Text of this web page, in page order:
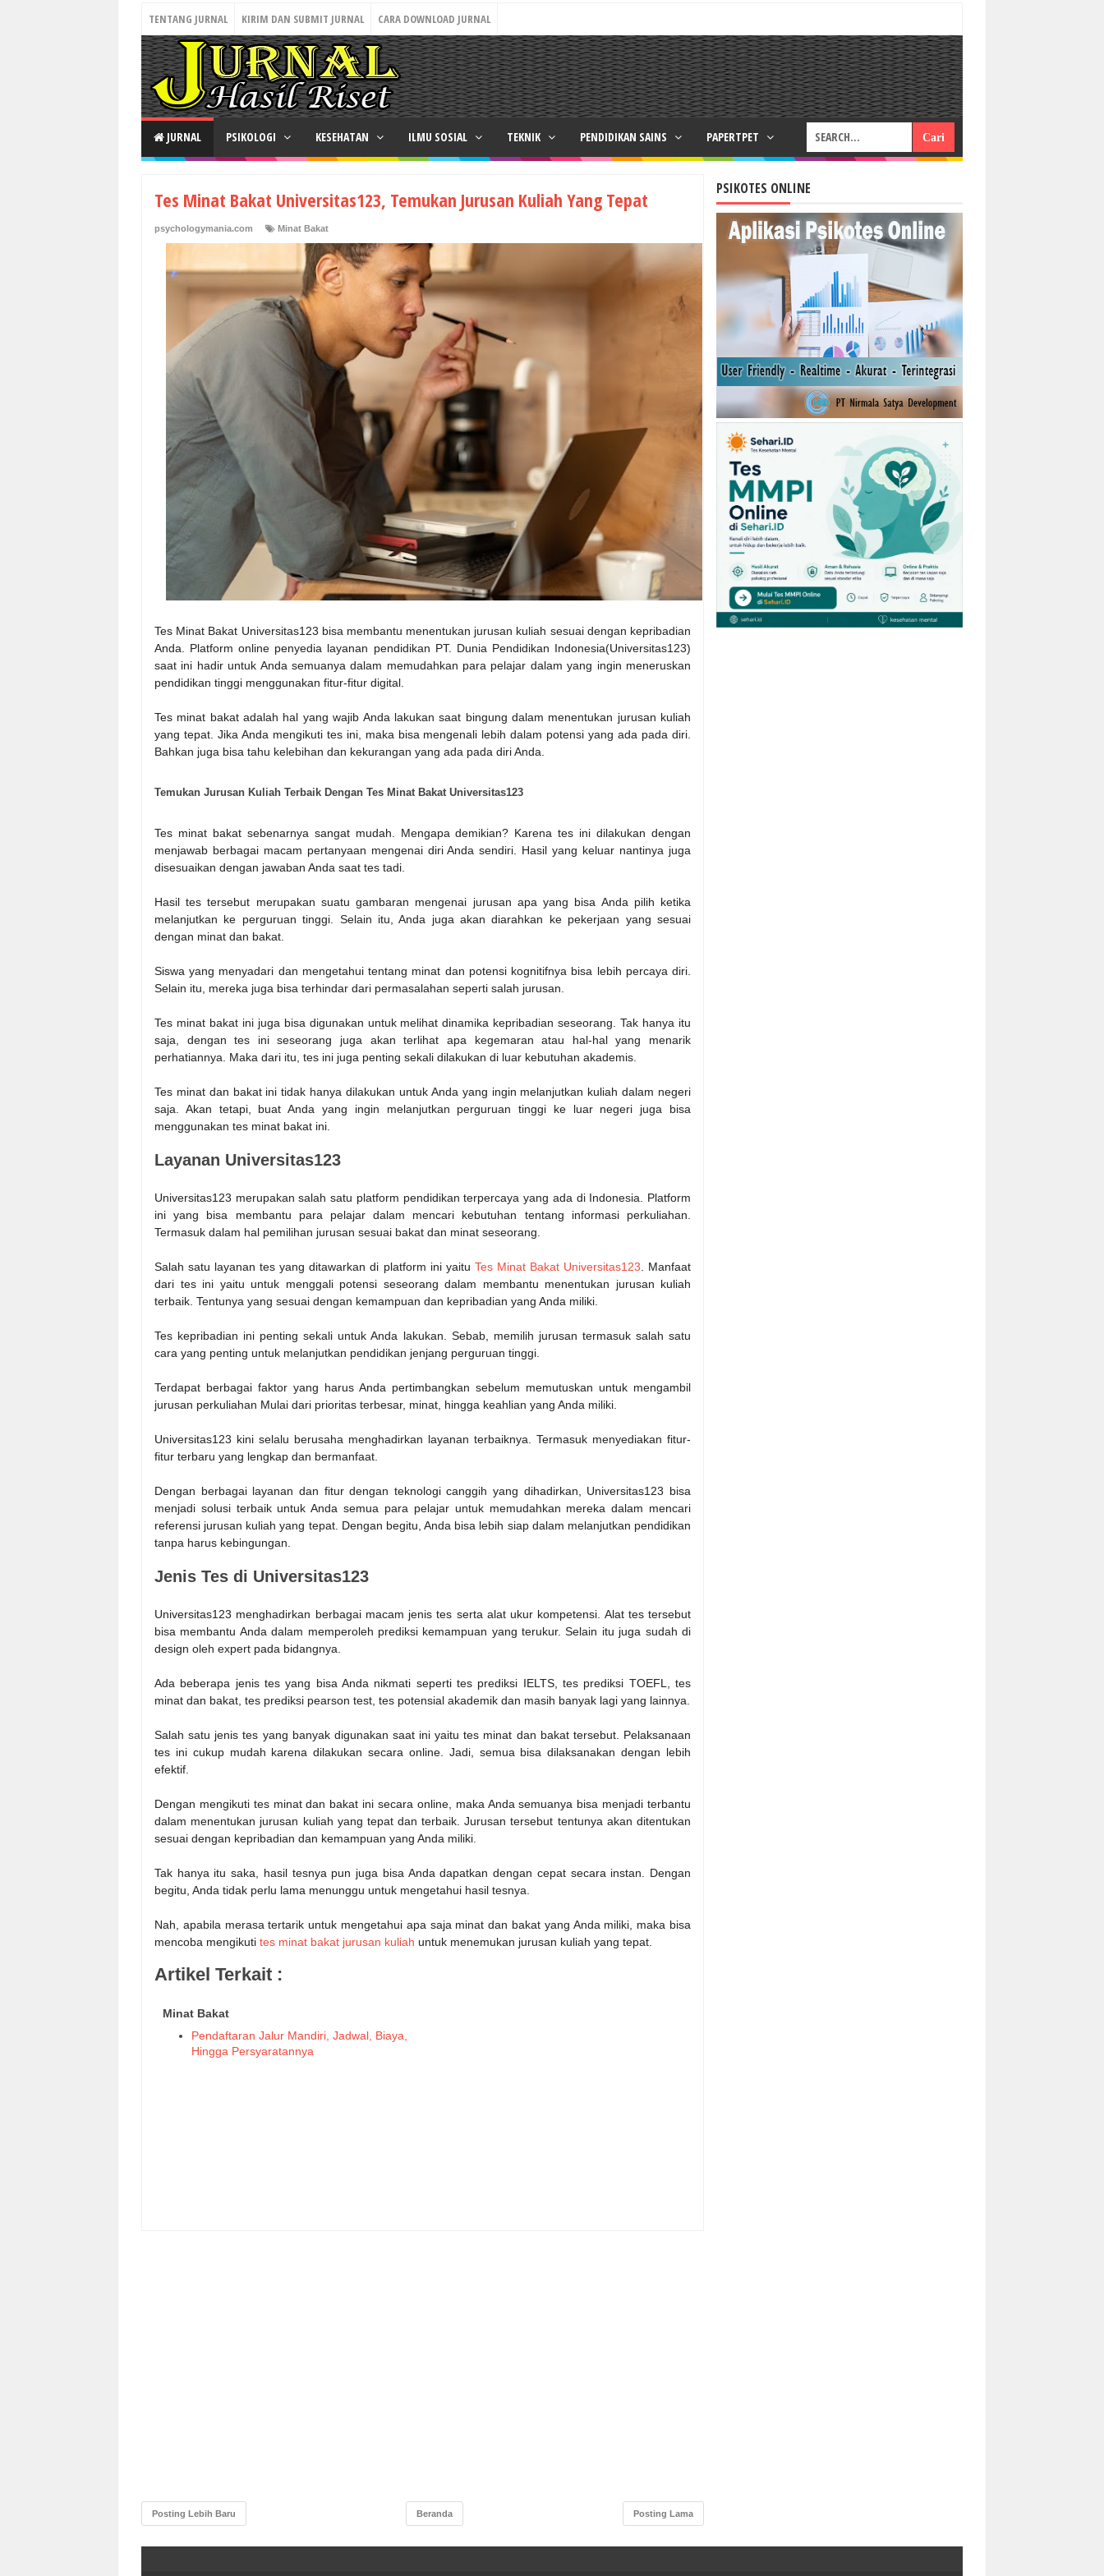
TENTANG JURNAL KIRIM DAN SUBMIT JURNAL CARA DOWNLOAD JURNAL
JURNAL PSIKOLOGI KESEHATAN ILMU SOSIAL TEKNIK PENDIDIKAN SAINS PAPERTPET
Tes Minat Bakat Universitas123, Temukan Jurusan Kuliah Yang Tepat
psychologymania.com Minat Bakat
Tes Minat Bakat Universitas123 bisa membantu menentukan jurusan kuliah sesuai dengan kepribadian
Anda. Platform online penyedia layanan pendidikan PT. Dunia Pendidikan Indonesia(Universitas123)
saat ini hadir untuk Anda semuanya dalam memudahkan para pelajar dalam yang ingin meneruskan
pendidikan tinggi menggunakan fitur-fitur digital.
Tes minat bakat adalah hal yang wajib Anda lakukan saat bingung dalam menentukan jurusan kuliah
yang tepat. Jika Anda mengikuti tes ini, maka bisa mengenali lebih dalam potensi yang ada pada diri.
Bahkan juga bisa tahu kelebihan dan kekurangan yang ada pada diri Anda.
Temukan Jurusan Kuliah Terbaik Dengan Tes Minat Bakat Universitas123
Tes minat bakat sebenarnya sangat mudah. Mengapa demikian? Karena tes ini dilakukan dengan
menjawab berbagai macam pertanyaan mengenai diri Anda sendiri. Hasil yang keluar nantinya juga
disesuaikan dengan jawaban Anda saat tes tadi.
Hasil tes tersebut merupakan suatu gambaran mengenai jurusan apa yang bisa Anda pilih ketika
melanjutkan ke perguruan tinggi. Selain itu, Anda juga akan diarahkan ke pekerjaan yang sesuai
dengan minat dan bakat.
Siswa yang menyadari dan mengetahui tentang minat dan potensi kognitifnya bisa lebih percaya diri.
Selain itu, mereka juga bisa terhindar dari permasalahan seperti salah jurusan.
Tes minat bakat ini juga bisa digunakan untuk melihat dinamika kepribadian seseorang. Tak hanya itu
saja, dengan tes ini seseorang juga akan terlihat apa kegemaran atau hal-hal yang menarik
perhatiannya. Maka dari itu, tes ini juga penting sekali dilakukan di luar kebutuhan akademis.
Tes minat dan bakat ini tidak hanya dilakukan untuk Anda yang ingin melanjutkan kuliah dalam negeri
saja. Akan tetapi, buat Anda yang ingin melanjutkan perguruan tinggi ke luar negeri juga bisa
menggunakan tes minat bakat ini.
Layanan Universitas123
Universitas123 merupakan salah satu platform pendidikan terpercaya yang ada di Indonesia. Platform
ini yang bisa membantu para pelajar dalam mencari kebutuhan tentang informasi perkuliahan.
Termasuk dalam hal pemilihan jurusan sesuai bakat dan minat seseorang.
Salah satu layanan tes yang ditawarkan di platform ini yaitu Tes Minat Bakat Universitas123 . Manfaat
dari tes ini yaitu untuk menggali potensi seseorang dalam membantu menentukan jurusan kuliah
terbaik. Tentunya yang sesuai dengan kemampuan dan kepribadian yang Anda miliki.
Tes kepribadian ini penting sekali untuk Anda lakukan. Sebab, memilih jurusan termasuk salah satu
cara yang penting untuk melanjutkan pendidikan jenjang perguruan tinggi.
Terdapat berbagai faktor yang harus Anda pertimbangkan sebelum memutuskan untuk mengambil
jurusan perkuliahan Mulai dari prioritas terbesar, minat, hingga keahlian yang Anda miliki.
Universitas123 kini selalu berusaha menghadirkan layanan terbaiknya. Termasuk menyediakan fitur-
fitur terbaru yang lengkap dan bermanfaat.
Dengan berbagai layanan dan fitur dengan teknologi canggih yang dihadirkan, Universitas123 bisa
menjadi solusi terbaik untuk Anda semua para pelajar untuk memudahkan mereka dalam mencari
referensi jurusan kuliah yang tepat. Dengan begitu, Anda bisa lebih siap dalam melanjutkan pendidikan
tanpa harus kebingungan.
Jenis Tes di Universitas123
Universitas123 menghadirkan berbagai macam jenis tes serta alat ukur kompetensi. Alat tes tersebut
bisa membantu Anda dalam memperoleh prediksi kemampuan yang terukur. Selain itu juga sudah di
design oleh expert pada bidangnya.
Ada beberapa jenis tes yang bisa Anda nikmati seperti tes prediksi IELTS, tes prediksi TOEFL, tes
minat dan bakat, tes prediksi pearson test, tes potensial akademik dan masih banyak lagi yang lainnya.
Salah satu jenis tes yang banyak digunakan saat ini yaitu tes minat dan bakat tersebut. Pelaksanaan
tes ini cukup mudah karena dilakukan secara online. Jadi, semua bisa dilaksanakan dengan lebih
efektif.
Dengan mengikuti tes minat dan bakat ini secara online, maka Anda semuanya bisa menjadi terbantu
dalam menentukan jurusan kuliah yang tepat dan terbaik. Jurusan tersebut tentunya akan ditentukan
sesuai dengan kepribadian dan kemampuan yang Anda miliki.
Tak hanya itu saka, hasil tesnya pun juga bisa Anda dapatkan dengan cepat secara instan. Dengan
begitu, Anda tidak perlu lama menunggu untuk mengetahui hasil tesnya.
Nah, apabila merasa tertarik untuk mengetahui apa saja minat dan bakat yang Anda miliki, maka bisa
mencoba mengikuti tes minat bakat jurusan kuliah untuk menemukan jurusan kuliah yang tepat.
Artikel Terkait :
Minat Bakat
Pendaftaran Jalur Mandiri, Jadwal, Biaya,
Hingga Persyaratannya
Posting Lebih Baru Posting Lama
Beranda
PSIKOTES ONLINE